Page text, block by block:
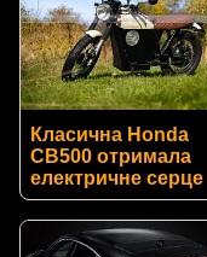
Класична Honda
CB500 отримала
електричне серце